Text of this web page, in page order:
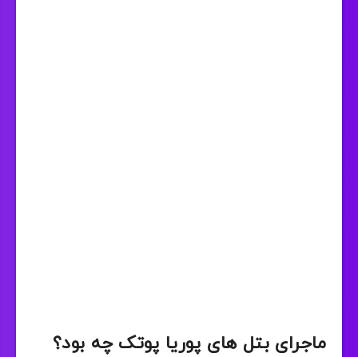
ماجرای بتل های پوریا پوتک چه بود؟